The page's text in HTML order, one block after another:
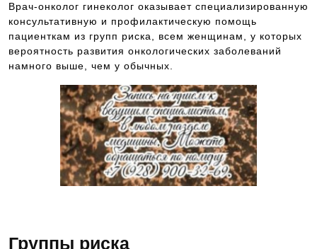
Врач-онколог гинеколог оказывает специализированную
консультативную и профилактическую помощь
пациенткам из групп риска, всем женщинам, у которых
вероятность развития онкологических заболеваний
намного выше, чем у обычных.
Группы риска